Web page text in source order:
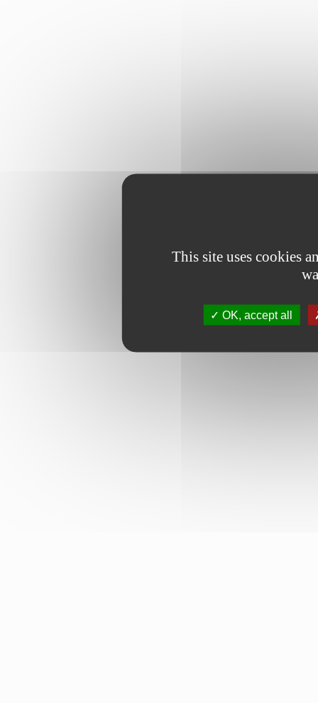
This site uses cookies
OK, accept all